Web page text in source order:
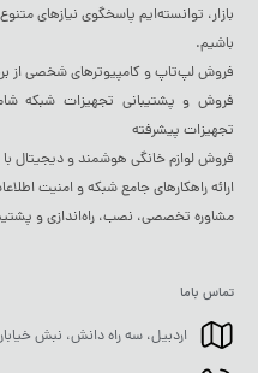
بازار، توانسته‌ایم پاسخگوی نیازهای
باشیم.
فروش لپ‌تاپ و کامپیوترهای شخصی از
فروش و پشتیبانی تجهیزات شبکه
تجهیزات پیشرفته
فروش لوازم خانگی هوشمند و دیجیتال
ارائه راهکارهای جامع شبکه و امنیت
مشاوره تخصصی، نصب، راه‌اندازی و
تماس باما
اردبیل، سه راه دانش، نبش